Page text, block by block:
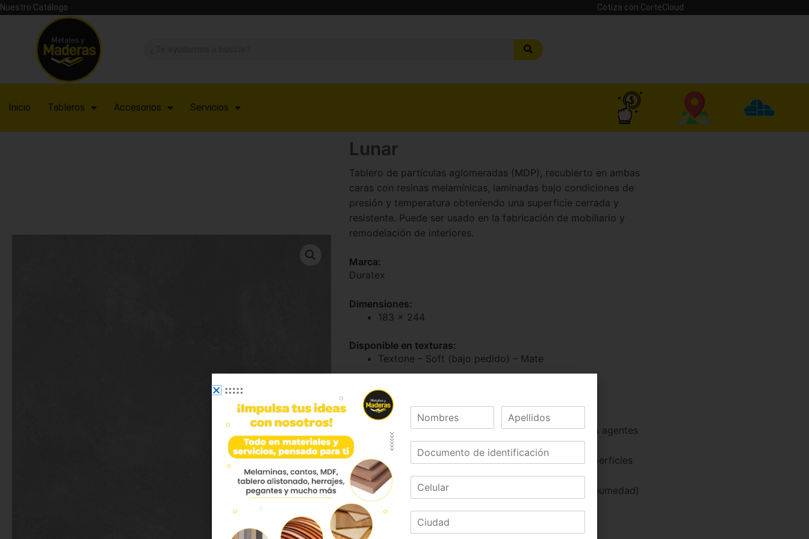
Nuestro Catálogo Cotiza con CorteCloud
Inicio Tableros Accesorios Servicios
Lunar
Tablero de partículas aglomeradas (MDP), recubierto en ambas
caras con resinas melamínicas, laminadas bajo condiciones de
presión y temperatura obteniendo una superficie cerrada y
resistente. Puede ser usado en la fabricación de mobiliario y
remodelación de interiores.
Marca:
Duratex
Dimensiones:
183 x 244
Disponible en texturas:
Textone – Soft (bajo pedido) – Mate
Supercor – Unicor – Superfondo
Características:
Resistencia al desgaste, al impacto, a rayones, a agentes
químicos y altas temperaturas.
Se puede usar vertical y horizontalmente en superficies
de tráfico medio
Disponible con tecnología RH (Resistencia a la humedad)
características.